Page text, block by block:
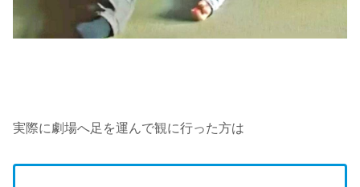
実際に劇場へ足を運んで観に行った方は